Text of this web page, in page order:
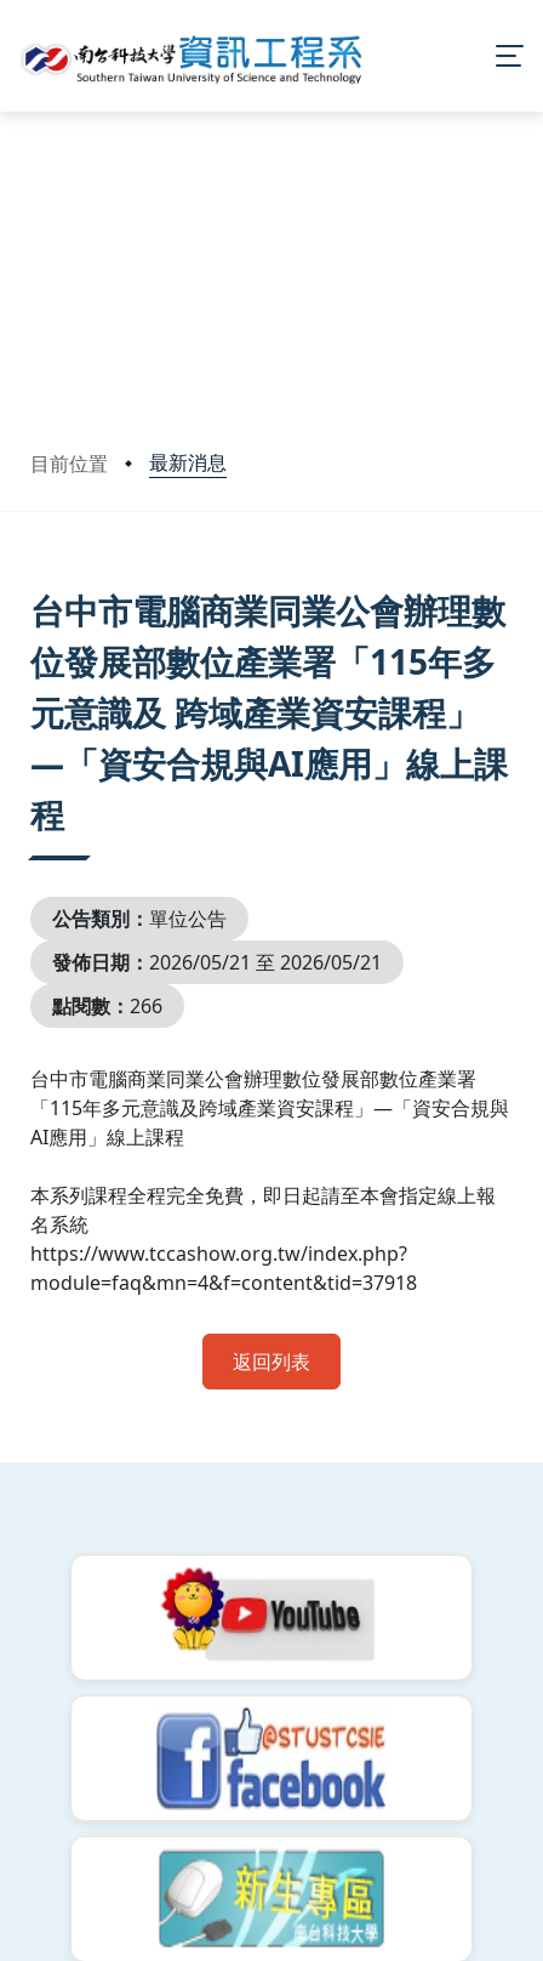
目前位置 最新消息
台中市電腦商業同業公會辦理數
位發展部數位產業署「115年多
元意識及 跨域產業資安課程」
—「資安合規與AI應用」線上課
程
公告類別： 單位公告
發佈日期： 2026/05/21 至 2026/05/21
點閱數： 266
台中市電腦商業同業公會辦理數位發展部數位產業署
「115年多元意識及跨域產業資安課程」—「資安合規與
AI應用」線上課程
本系列課程全程完全免費，即日起請至本會指定線上報
名系統
https://www.tccashow.org.tw/index.php?
module=faq&mn=4&f=content&tid=37918
返回列表